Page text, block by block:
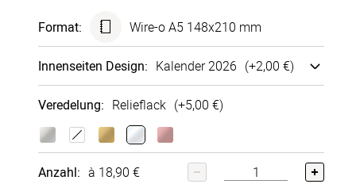
Format: Wire-o A5 148x210 mm
Innen­seiten Design: Kalender 2026 (+2,00 €)
Kalender
+2,00 €
Kalender
generisch
+2,00 €
Veredelung: Relieflack (+5,00 €)
Anzahl: à 18,90 €